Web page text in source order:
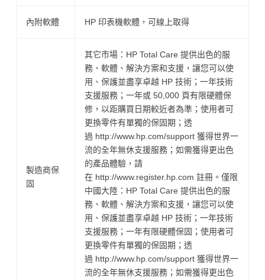
內附軟體 HP 印表機軟體，可線上取得
製造商保
固
其它市場：HP Total Care 提供出色的服
務、軟體、解決方案和支援，讓您可以使
用、保護並盡享卓越 HP 技術；一年技術
支援服務；一年或 50,000 頁有限硬體保
修，以距購買日期較近者為準；使用者可
更換零件有單獨的保固期；透
過 http://www.hp.com/support 獲得世界一
流的全年無休支援服務；如需獲得更出色
的產品體驗，請
在 http://www.register.hp.com 註冊。僅限
中國大陸：HP Total Care 提供出色的服
務、軟體、解決方案和支援，讓您可以使
用、保護並盡享卓越 HP 技術；一年技術
支援服務；一年有限硬體保固；使用者可
更換零件有單獨的保固期；透
過 http://www.hp.com/support 獲得世界一
流的全年無休支援服務；如需獲得更出色